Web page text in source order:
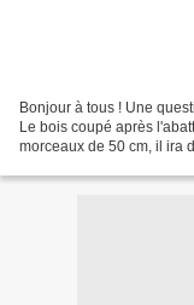
Bonjour à tous ! Une
Le bois coupé après
morceaux de 50 cm, il ira